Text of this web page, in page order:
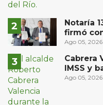
Notaría
firmó
Privada
Ago 05, 2026
Cabrera
IMSS y
oriente
Ago 05, 2026